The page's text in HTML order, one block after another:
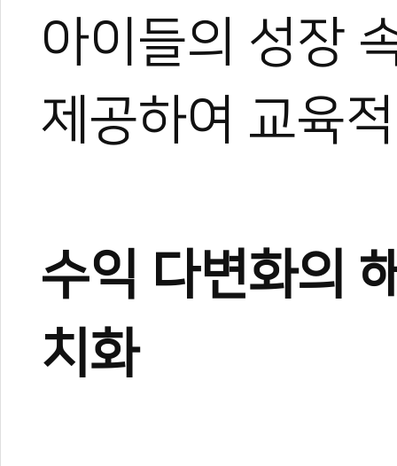
아이들의 성장
제공하여 교육
수익 다변화의
치화